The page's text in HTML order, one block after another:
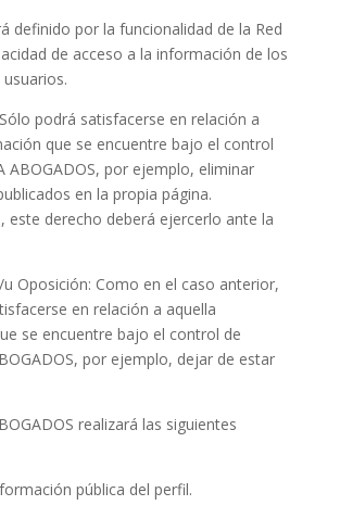
definido por la funcionalidad de la Red
de acceso a la información de los
podrá satisfacerse en relación a
que se encuentre bajo el control
ABOGADOS, por ejemplo, eliminar
en la propia página.
este derecho deberá ejercerlo ante la
u Oposición: Como en el caso anterior,
en relación a aquella
se encuentre bajo el control de
por ejemplo, dejar de estar
realizará las siguientes
pública del perfil.